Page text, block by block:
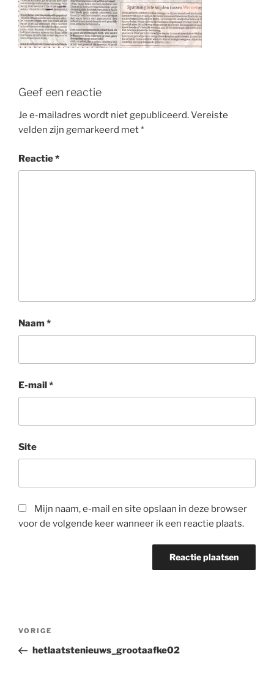
Geef een reactie
Je e-mailadres wordt niet gepubliceerd.Vereiste
velden zijn gemarkeerd met*
Reactie*
Naam*
E-mail*
Site
Mijn naam, e-mail en site opslaan in deze browser
voor de volgende keer wanneer ik een reactie plaats.
Bericht
Vorig
bericht
VORIGE
hetlaatstenieuws_grootaafke02